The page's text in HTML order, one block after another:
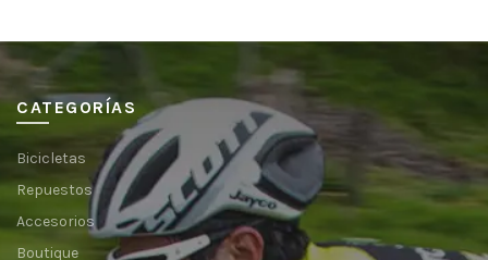
CATEGORÍAS
Bicicletas
Repuestos
Accesorios
Boutique